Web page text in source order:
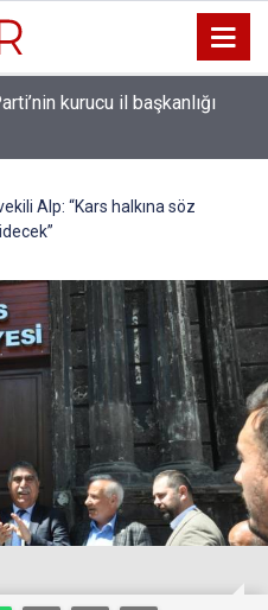
kurucu il başkanlığı
Alp: “Kars halkına söz